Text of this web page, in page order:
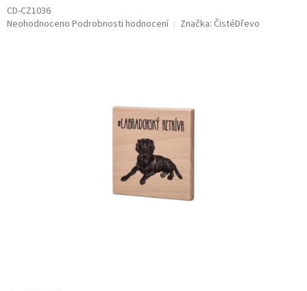
CD-CZ1036
Průměrné
Neohodnoceno Podrobnosti hodnocení Značka: ČistéDřevo